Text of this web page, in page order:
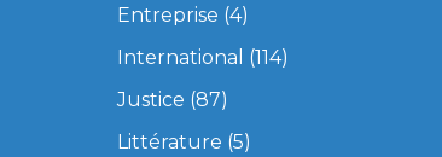
Entreprise (4)
International (114)
Justice (87)
Littérature (5)